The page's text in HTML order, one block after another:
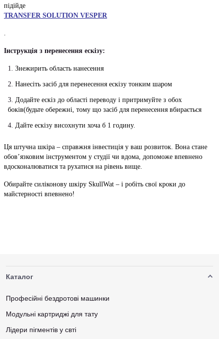
підійде
TRANSFER SOLUTION VESPER
.
Інструкція з перенесення ескізу:
Знежирить область нанесення
Нанесіть засіб для перенесення ескізу тонким шаром
Додайте ескіз до області переводу і притримуйте з обох
боків(будьте обережні, тому що засіб для перенесення вбирається
Дайте ескізу висохнути хоча б 1 годину.
Ця штучна шкіра – справжня інвестиція у ваш розвиток. Вона стане
обов’язковим інструментом у студії чи вдома, допоможе впевнено
вдосконалюватися та рухатися на рівень вище.
Обирайте силіконову шкіру SkullWat – і робіть свої кроки до
майстерності впевнено!
Каталог
Професійні бездротові машинки
Модульні картриджі для тату
Лідери пігментів у свті